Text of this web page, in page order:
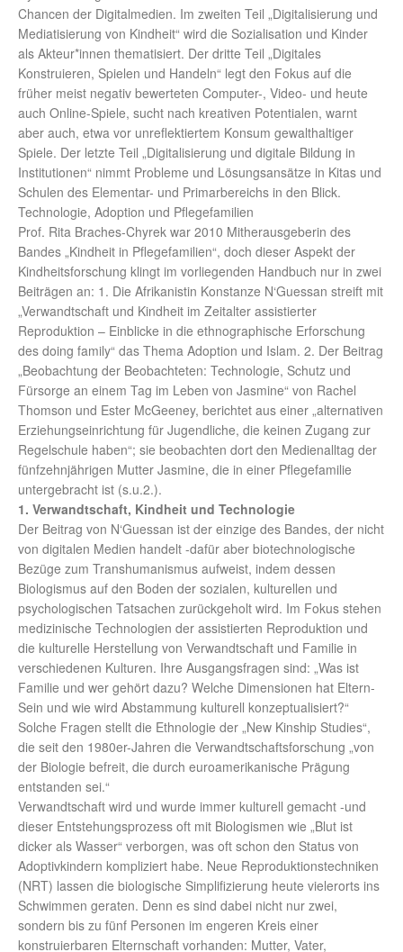
Chancen der Digitalmedien. Im zweiten Teil „Digitalisierung und
Mediatisierung von Kindheit“ wird die Sozialisation und Kinder
als Akteur*innen thematisiert. Der dritte Teil „Digitales
Konstruieren, Spielen und Handeln“ legt den Fokus auf die
früher meist negativ bewerteten Computer-, Video- und heute
auch Online-Spiele, sucht nach kreativen Potentialen, warnt
aber auch, etwa vor unreflektiertem Konsum gewalthaltiger
Spiele. Der letzte Teil „Digitalisierung und digitale Bildung in
Institutionen“ nimmt Probleme und Lösungsansätze in Kitas und
Schulen des Elementar- und Primarbereichs in den Blick.
Technologie, Adoption und Pflegefamilien
Prof. Rita Braches-Chyrek war 2010 Mitherausgeberin des
Bandes „Kindheit in Pflegefamilien“, doch dieser Aspekt der
Kindheitsforschung klingt im vorliegenden Handbuch nur in zwei
Beiträgen an: 1. Die Afrikanistin Konstanze N‘Guessan streift mit
„Verwandtschaft und Kindheit im Zeitalter assistierter
Reproduktion – Einblicke in die ethnographische Erforschung
des doing family“ das Thema Adoption und Islam. 2. Der Beitrag
„Beobachtung der Beobachteten: Technologie, Schutz und
Fürsorge an einem Tag im Leben von Jasmine“ von Rachel
Thomson und Ester McGeeney, berichtet aus einer „alternativen
Erziehungseinrichtung für Jugendliche, die keinen Zugang zur
Regelschule haben“; sie beobachten dort den Medienalltag der
fünfzehnjährigen Mutter Jasmine, die in einer Pflegefamilie
untergebracht ist (s.u.2.).
1. Verwandtschaft, Kindheit und Technologie
Der Beitrag von N‘Guessan ist der einzige des Bandes, der nicht
von digitalen Medien handelt -dafür aber biotechnologische
Bezüge zum Transhumanismus aufweist, indem dessen
Biologismus auf den Boden der sozialen, kulturellen und
psychologischen Tatsachen zurückgeholt wird. Im Fokus stehen
medizinische Technologien der assistierten Reproduktion und
die kulturelle Herstellung von Verwandtschaft und Familie in
verschiedenen Kulturen. Ihre Ausgangsfragen sind: „Was ist
Familie und wer gehört dazu? Welche Dimensionen hat Eltern-
Sein und wie wird Abstammung kulturell konzeptualisiert?“
Solche Fragen stellt die Ethnologie der „New Kinship Studies“,
die seit den 1980er-Jahren die Verwandtschaftsforschung „von
der Biologie befreit, die durch euroamerikanische Prägung
entstanden sei.“
Verwandtschaft wird und wurde immer kulturell gemacht -und
dieser Entstehungsprozess oft mit Biologismen wie „Blut ist
dicker als Wasser“ verborgen, was oft schon den Status von
Adoptivkindern kompliziert habe. Neue Reproduktionstechniken
(NRT) lassen die biologische Simplifizierung heute vielerorts ins
Schwimmen geraten. Denn es sind dabei nicht nur zwei,
sondern bis zu fünf Personen im engeren Kreis einer
konstruierbaren Elternschaft vorhanden: Mutter, Vater,